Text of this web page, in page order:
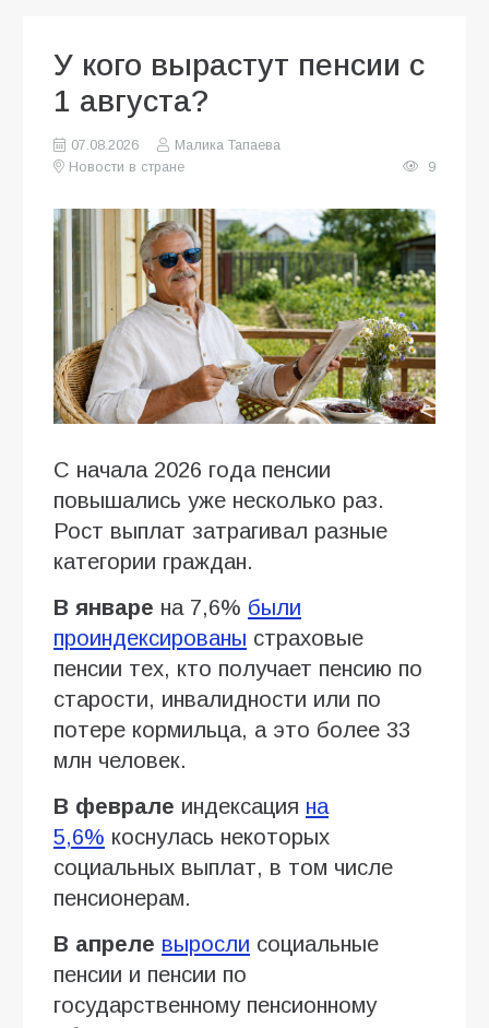
У кого вырастут пенсии с
1 августа?
07.08.2026
Малика Тапаева
Новости в стране
9
С начала 2026 года пенсии
повышались уже несколько раз.
Рост выплат затрагивал разные
категории граждан.
В январе на 7,6% были
проиндексированы страховые
пенсии тех, кто получает пенсию по
старости, инвалидности или по
потере кормильца, а это более 33
млн человек.
В феврале индексация на
5,6% коснулась некоторых
социальных выплат, в том числе
пенсионерам.
В апреле выросли социальные
пенсии и пенсии по
государственному пенсионному